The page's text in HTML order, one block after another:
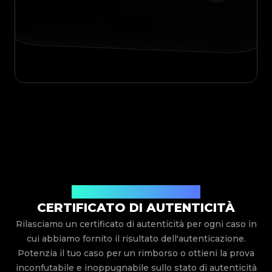
CERTIFICATO DI AUTENTICITÀ
Rilasciamo un certificato di autenticità per ogni caso in
cui abbiamo fornito il risultato dell'autenticazione.
Potenzia il tuo caso per un rimborso o ottieni la prova
inconfutabile e inoppugnabile sullo stato di autenticità